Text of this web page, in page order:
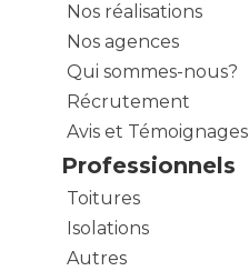
Nos réalisations
Nos agences
Qui sommes-nous?
Récrutement
Avis et Témoignages
Professionnels
Toitures
Isolations
Autres